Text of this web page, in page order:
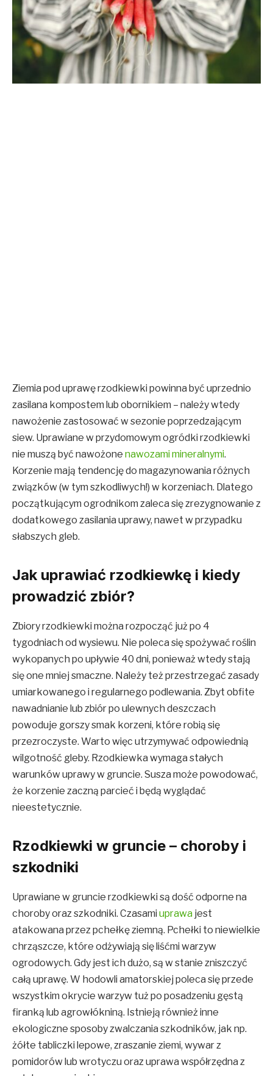
Ziemia pod uprawę rzodkiewki powinna być uprzednio
zasilana kompostem lub obornikiem – należy wtedy
nawożenie zastosować w sezonie poprzedzającym
siew. Uprawiane w przydomowym ogródki rzodkiewki
nie muszą być nawożone nawozami mineralnymi.
Korzenie mają tendencję do magazynowania różnych
związków (w tym szkodliwych!) w korzeniach. Dlatego
początkującym ogrodnikom zaleca się zrezygnowanie z
dodatkowego zasilania uprawy, nawet w przypadku
słabszych gleb.
Jak uprawiać rzodkiewkę i kiedy
prowadzić zbiór?
Zbiory rzodkiewki można rozpocząć już po 4
tygodniach od wysiewu. Nie poleca się spożywać roślin
wykopanych po upływie 40 dni, ponieważ wtedy stają
się one mniej smaczne. Należy też przestrzegać zasady
umiarkowanego i regularnego podlewania. Zbyt obfite
nawadnianie lub zbiór po ulewnych deszczach
powoduje gorszy smak korzeni, które robią się
przezroczyste. Warto więc utrzymywać odpowiednią
wilgotność gleby. Rzodkiewka wymaga stałych
warunków uprawy w gruncie. Susza może powodować,
że korzenie zaczną parcieć i będą wyglądać
nieestetycznie.
Rzodkiewki w gruncie – choroby i
szkodniki
Uprawiane w gruncie rzodkiewki są dość odporne na
choroby oraz szkodniki. Czasami uprawa jest
atakowana przez pchełkę ziemną. Pchełki to niewielkie
chrząszcze, które odżywiają się liśćmi warzyw
ogrodowych. Gdy jest ich dużo, są w stanie zniszczyć
całą uprawę. W hodowli amatorskiej poleca się przede
wszystkim okrycie warzyw tuż po posadzeniu gęstą
firanką lub agrowłókniną. Istnieją również inne
ekologiczne sposoby zwalczania szkodników, jak np.
żółte tabliczki lepowe, zraszanie ziemi, wywar z
pomidorów lub wrotyczu oraz uprawa współrzędna z